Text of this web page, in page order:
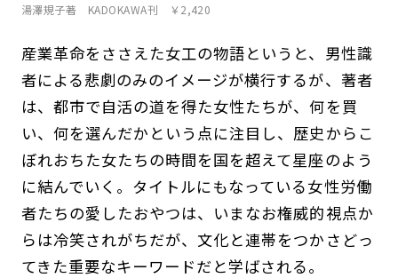
湯澤規子著 KADOKAWA刊 ￥2,420
産業革命をささえた女工の物語というと、男性識
者による悲劇のみのイメージが横行するが、著者
は、都市で自活の道を得た女性たちが、何を買
い、何を選んだかという点に注目し、歴史からこ
ぼれおちた女たちの時間を国を超えて星座のよう
に結んでいく。タイトルにもなっている女性労働
者たちの愛したおやつは、いまなお権威的視点か
らは冷笑されがちだが、文化と連帯をつかさどっ
てきた重要なキーワードだと学ばされる。